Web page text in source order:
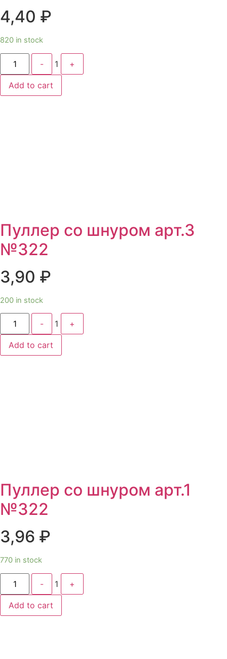
4,40 ₽
820 in stock
Quantity
- 1 +
Add to cart
Пуллер со шнуром арт.3
№322
3,90 ₽
200 in stock
Quantity
- 1 +
Add to cart
Пуллер со шнуром арт.1
№322
3,96 ₽
770 in stock
Quantity
- 1 +
Add to cart